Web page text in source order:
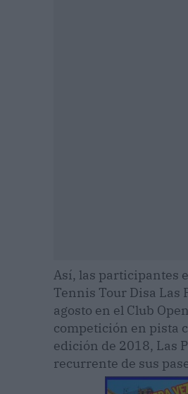
Así, las participantes
Tennis Tour Disa Las
agosto en el Club
competición en pista
edición de 2018, Las
recurrente de sus